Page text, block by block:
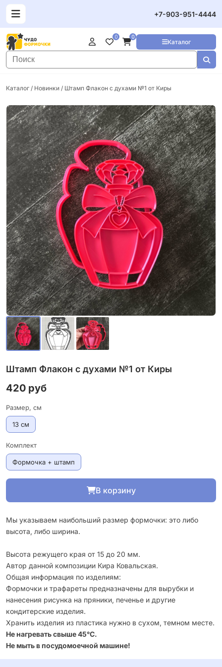
+7-903-951-4444
Каталог
0 0
Каталог / Новинки / Штамп Флакон с духами №1 от Киры
Штамп Флакон с духами №1 от Киры
420 руб
Размер, см
13 см
Комплект
Формочка + штамп
В корзину
Мы указываем наибольший размер формочки: это либо
высота, либо ширина.
Высота режущего края от 15 до 20 мм.
Автор данной композиции Кира Ковальская.
Общая информация по изделиям:
Формочки и трафареты предназначены для вырубки и
нанесения рисунка на пряники, печенье и другие
кондитерские изделия.
Хранить изделия из пластика нужно в сухом, темном месте.
Не нагревать свыше 45°С.
Не мыть в посудомоечной машине!